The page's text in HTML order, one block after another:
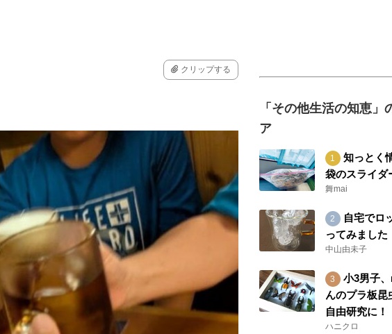
クリップする
「その他生活の知恵」
ア
知っとく
袋のスライダ
舞mai
自宅でロ
ってみました
中山由未子
小3男子
んのプラ板
自由研究に！
ハニクロ